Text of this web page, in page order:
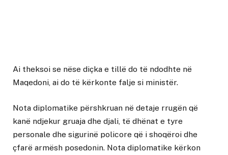
Ai theksoi se nëse diçka e tillë do të ndodhte në
Maqedoni, ai do të kërkonte falje si ministër.
Nota diplomatike përshkruan në detaje rrugën që
kanë ndjekur gruaja dhe djali, të dhënat e tyre
personale dhe sigurinë policore që i shoqëroi dhe
çfarë armësh posedonin. Nota diplomatike kërkon